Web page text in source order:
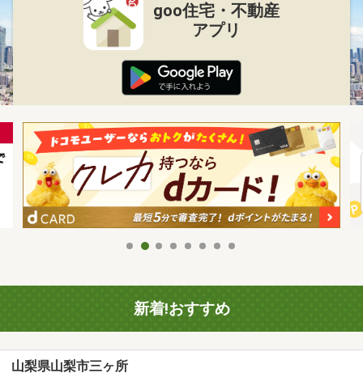
goo住宅・不動産
アプリ
新着!おすすめ
山梨県山梨市三ヶ所